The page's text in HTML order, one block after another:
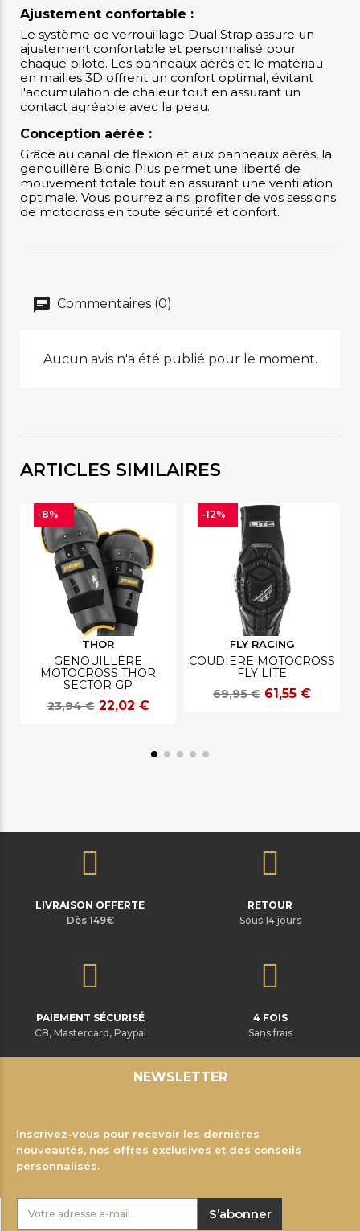
Ajustement confortable :
Le système de verrouillage Dual Strap assure un
ajustement confortable et personnalisé pour
chaque pilote. Les panneaux aérés et le matériau
en mailles 3D offrent un confort optimal, évitant
l'accumulation de chaleur tout en assurant un
contact agréable avec la peau.
Conception aérée :
Grâce au canal de flexion et aux panneaux aérés, la
genouillère Bionic Plus permet une liberté de
mouvement totale tout en assurant une ventilation
optimale. Vous pourrez ainsi profiter de vos sessions
de motocross en toute sécurité et confort.
Commentaires (0)
Aucun avis n'a été publié pour le moment.
ARTICLES SIMILAIRES
THOR
GENOUILLÈRE
MOTOCROSS THOR
SECTOR GP
23,94 € 22,02 €
-8%
FLY RACING
COUDIERE MOTOCROSS
FLY LITE
69,95 € 61,55 €
-12%
LIVRAISON OFFERTE
Dès 149€
RETOUR
Sous 14 jours
PAIEMENT SÉCURISÉ
CB, Mastercard, Paypal
4 FOIS
Sans frais
NEWSLETTER
Inscrivez-vous pour recevoir les dernières
nouveautés, nos offres exclusives et des conseils
personnalisés.
S’abonner